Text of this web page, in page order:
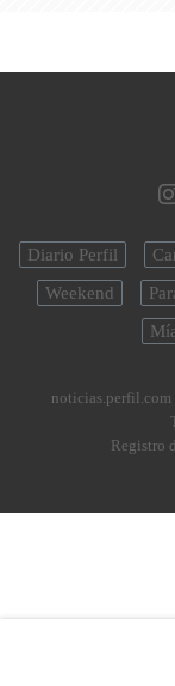
Diario Perfil
Weekend
Registro